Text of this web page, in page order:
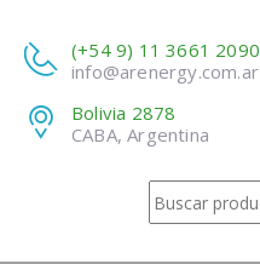
(+54 9) 11 3661 2090
info@arenergy.com.ar
Bolivia 2878
CABA, Argentina